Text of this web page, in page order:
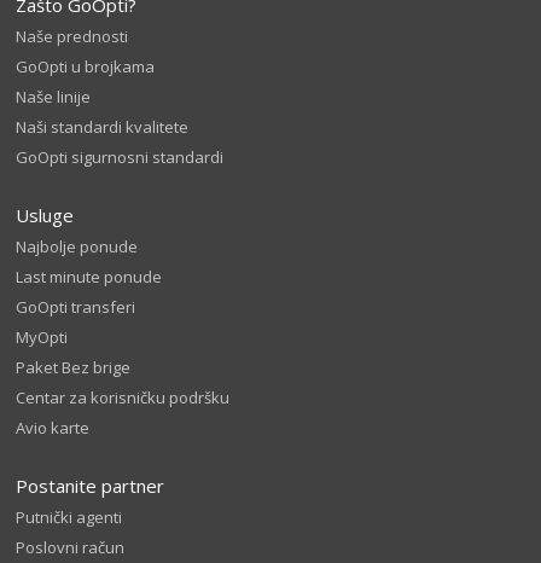
Zašto GoOpti?
Naše prednosti
GoOpti u brojkama
Naše linije
Naši standardi kvalitete
GoOpti sigurnosni standardi
Usluge
Najbolje ponude
Last minute ponude
GoOpti transferi
MyOpti
Paket Bez brige
Centar za korisničku podršku
Avio karte
Postanite partner
Putnički agenti
Poslovni račun